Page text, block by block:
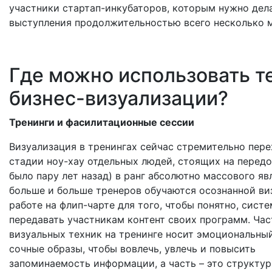
участники стартап-инкубаторов, которым нужно
выступления продолжительностью всего несколько
Где можно использовать
бизнес-визуализации?
Тренинги и фасилитационные сессии
Визуализация в тренингах сейчас стремительно
стадии ноу-хау отдельных людей, стоящих на
было пару лет назад) в ранг абсолютно массового
больше и больше тренеров обучаются осознанной
работе на флип-чарте для того, чтобы понятно,
передавать участникам контент своих программ.
визуальных техник на тренинге носит
сочные образы, чтобы вовлечь, увлечь и повысить
запоминаемость информации, а часть – это